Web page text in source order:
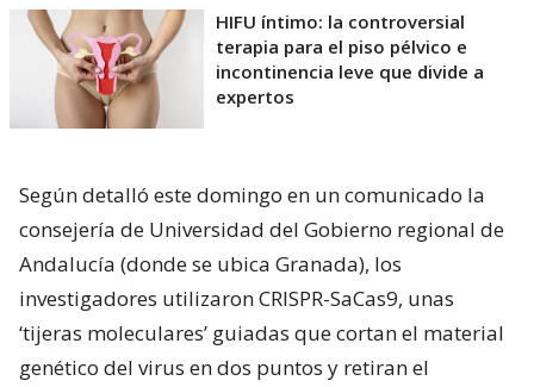
HIFU íntimo: la controversial
terapia para el piso pélvico e
incontinencia leve que divide a
expertos
Según detalló este domingo en un comunicado la
consejería de Universidad del Gobierno regional de
Andalucía (donde se ubica Granada), los
investigadores utilizaron CRISPR-SaCas9, unas
‘tijeras moleculares’ guiadas que cortan el material
genético del virus en dos puntos y retiran el